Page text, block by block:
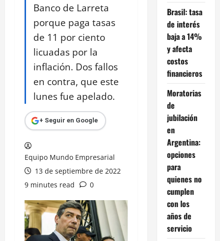
Banco de Larreta
porque paga tasas
de 11 por ciento
licuadas por la
inflación. Dos fallos
en contra, que este
lunes fue apelado.
+ Seguir en Google
Equipo Mundo Empresarial
13 de septiembre de 2022
9 minutes read
0
Brasil: tasa
de interés
baja a 14%
y afecta
costos
financieros
Moratorias
de
jubilación
en
Argentina:
opciones
para
quienes no
cumplen
con los
años de
servicio